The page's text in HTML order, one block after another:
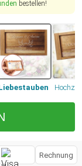
bestellen!
Rechnung